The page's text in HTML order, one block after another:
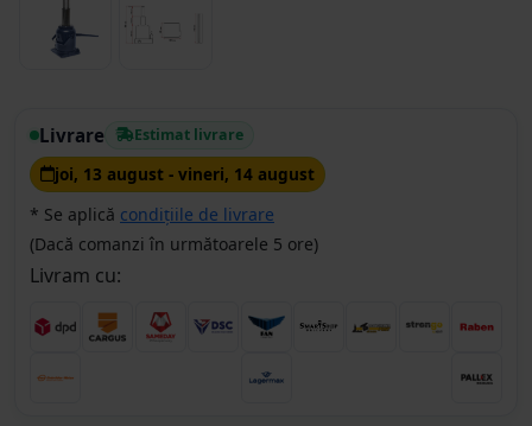
Livrare Estimat livrare
joi, 13 august - vineri, 14 august
* Se aplică condițiile de livrare
(Dacă comanzi în următoarele 5 ore)
Livram cu: